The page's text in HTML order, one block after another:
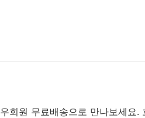
회원 무료배송으로 만나보세요.